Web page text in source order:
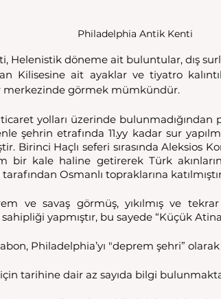
Philadelphia Antik Kenti
döneme ait buluntular, dış
Kilisesine ait ayaklar ve tiyatro
merkezinde görmek mümkündür.
yolları üzerinde bulunmadığından
şehrin etrafında 11.yy kadar sur
Birinci Haçlı seferi sırasında Aleksios
bir kale haline getirerek Türk
tarafından Osmanlı topraklarına
ve savaş görmüş, yıkılmış ve tekrar
yapmıştır, bu sayede “Küçük
Philadelphia’yı "deprem şehri”
tarihine dair az sayıda bilgi